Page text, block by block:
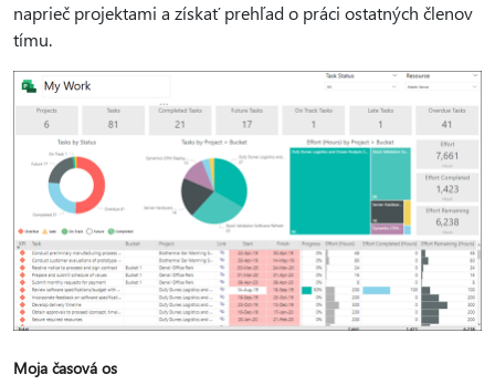
naprieč projektami a získať prehľad o práci ostatných členov
tímu.
Moja časová os